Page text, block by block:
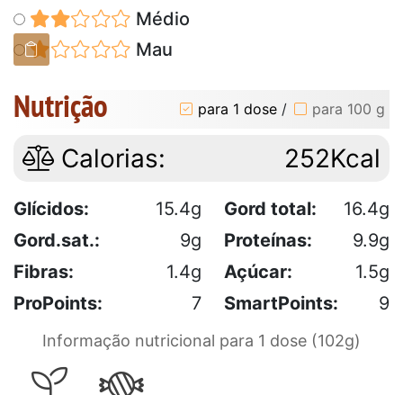
Médio
Mau
Nutrição para 1 dose / para 100 g
Calorias: 252Kcal
Glícidos: 15.4g Gord total:
16.4g
Gord.sat.:
9g Proteínas:
9.9g
Fibras:
1.4g Açúcar:
1.5g
ProPoints:
7 SmartPoints: 9
Informação nutricional para 1 dose (102g)